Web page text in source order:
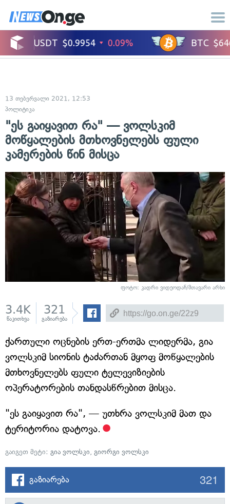
13 თებერვალი 2021, 12:53
პოლიტიკა
"ეს გაიყავით რა" — ვოლსკიმ
მოწყალების მთხოვნელებს ფული
კამერების წინ მისცა
ფოტო: კადრი ვიდეოდან/მთავარი არხი
3.4K
წაკითხვა
321
გაზიარება
ქართული ოცნების ერთ-ერთმა ლიდერმა, გია
ვოლსკიმ სიონის ტაძართან მყოფ მოწყალების
მთხოვნელებს ფული ტელევიზიების
ოპერატორების თანდასწრებით მისცა.
"ეს გაიყავით რა", — უთხრა ვოლსკიმ მათ და
ტერიტორია დატოვა.
გაიგეთ მეტი: გია ვოლსკი, გიორგი ვოლსკი
გაზიარება 321